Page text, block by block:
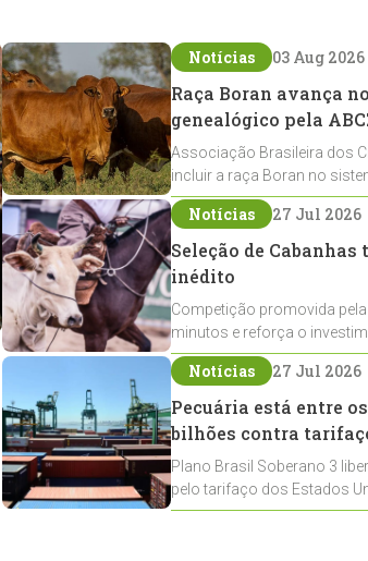
Notícias 03 Aug 2026
Raça Boran avança
genealógico pela
Associação Brasileira dos
incluir a raça Boran no
expansão na pecuária
Notícias 27 Jul 2026
Seleção de
inédito
Competição promovida
minutos e reforça o
Crioulos voltados ao laço
Notícias 27 Jul 2026
Pecuária está entre
bilhões contra
Plano Brasil Soberano 3
pelo tarifaço dos Estados
contemplados